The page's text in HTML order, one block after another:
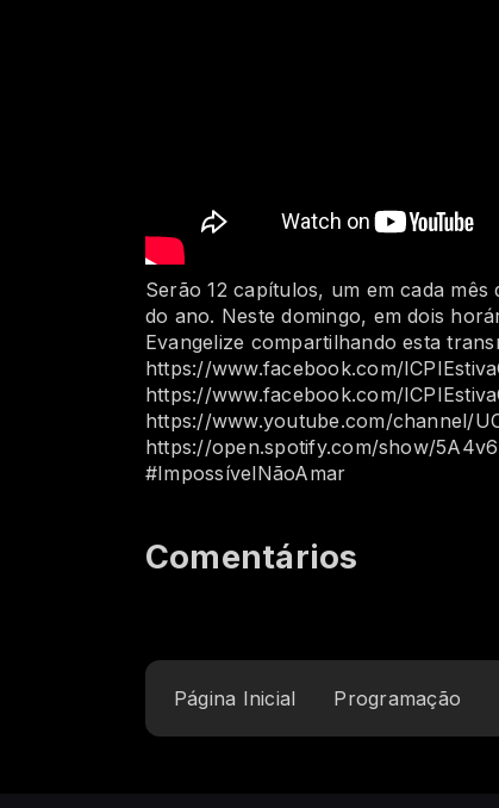
Serão 12 capítulos, um em cada
do ano. Neste domingo, em dois
Evangelize compartilhando esta
https://www.facebook.com/
https://www.facebook.com/
https://www.youtube.com/channel/
https://open.spotify.com/show/
#ImpossívelNãoAmar
Comentários
Página Inicial Programação